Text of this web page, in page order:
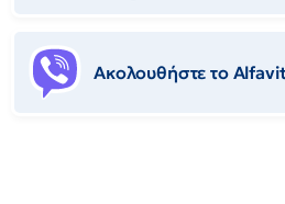
Ακολουθήστε το